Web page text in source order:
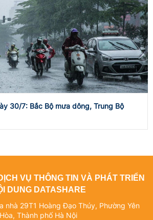
30/7: Bắc Bộ mưa dông, Trung Bộ
VỤ THÔNG TIN VÀ PHÁT TRIỂN
DUNG DATASHARE
nhà 29T1 Hoàng Đạo Thúy, Phường Yên
Hòa, Thành phố Hà Nội